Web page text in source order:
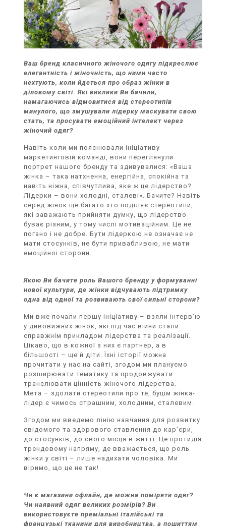
Ваш бренд класичного жіночого одягу підкреслює
елегантність і жіночність, що ними часто
нехтують, коли йдеться про образ жінки в
діловому світі. Які виклики Ви бачили,
намагаючись відмовитися від стереотипів
минулого, що змушували лідерку маскувати свою
стать, та просувати емоційний інтелект через
жіночий одяг?
Навіть коли ми пояснювали ініціативу
маркетинговій команді, вони переглянули
портрет нашого бренду та здивувалися: «Ваша
жінка – така натхненна, енергійна, спокійна та
навіть ніжна, співчутлива, яке ж це лідерство?
Лідерки – вони холодні, сталеві». Бачите? Навіть
серед жінок ще багато хто поділяє стереотипи,
які заважають прийняти думку, що лідерство
буває різним, у тому числі мотиваційним. Це не
погано і не добре. Бути лідеркою не означає не
мати стосунків, не бути привабливою, не мати
емоційної сторони.
Якою Ви бачите роль Вашого бренду у формуванні
нової культури, де жінки відчувають підтримку
одна від одної та розвивають свої сильні сторони?
Ми вже почали першу ініціативу – взяли інтерв’ю
у дивовижних жінок, які під час війни стали
справжнім прикладом лідерства та реалізації.
Цікаво, що в кожної з них є партнер, а в
більшості – ще й діти. Їхні історії можна
прочитати у нас на сайті, згодом ми плануємо
розширювати тематику та продовжувати
транслювати цінність жіночого лідерства.
Мета – здолати стереотипи про те, буцім жінка-
лідер є чимось страшним, холодним, сталевим.
Згодом ми введемо лінію навчання для розвитку
свідомого та здорового ставлення до кар’єри,
до стосунків, до свого місця в житті. Це протидія
трендовому напряму, де вважається, що роль
жінки у світі – лише надихати чоловіка. Ми
віримо, що це не так!
Чи є магазини офлайн, де можна поміряти одяг?
Чи наявний одяг великих розмірів? Ви
використовуєте преміальні італійські та
французькі тканини для виробництва, а пошиттям